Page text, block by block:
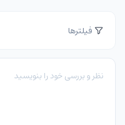
فیلترها